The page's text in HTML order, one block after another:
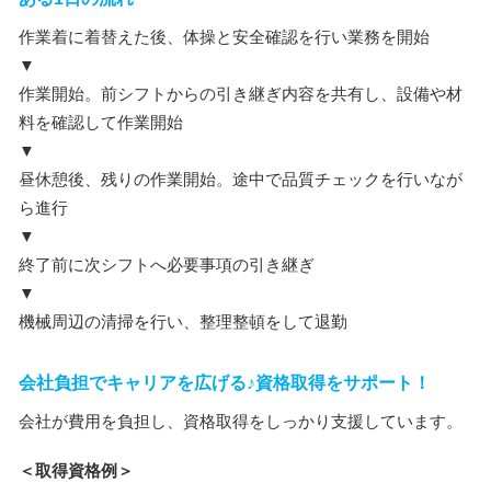
作業着に着替えた後、体操と安全確認を行い業務を開始
▼
作業開始。前シフトからの引き継ぎ内容を共有し、設備や材
料を確認して作業開始
▼
昼休憩後、残りの作業開始。途中で品質チェックを行いなが
ら進行
▼
終了前に次シフトへ必要事項の引き継ぎ
▼
機械周辺の清掃を行い、整理整頓をして退勤
会社負担でキャリアを広げる♪資格取得をサポート！
会社が費用を負担し、資格取得をしっかり支援しています。
＜取得資格例＞